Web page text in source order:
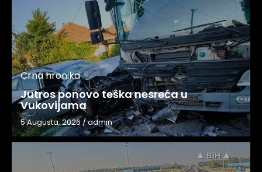
Crna hronika
Jutros ponovo teška nesreća u
Vukovijama
5 Augusta, 2026/admin